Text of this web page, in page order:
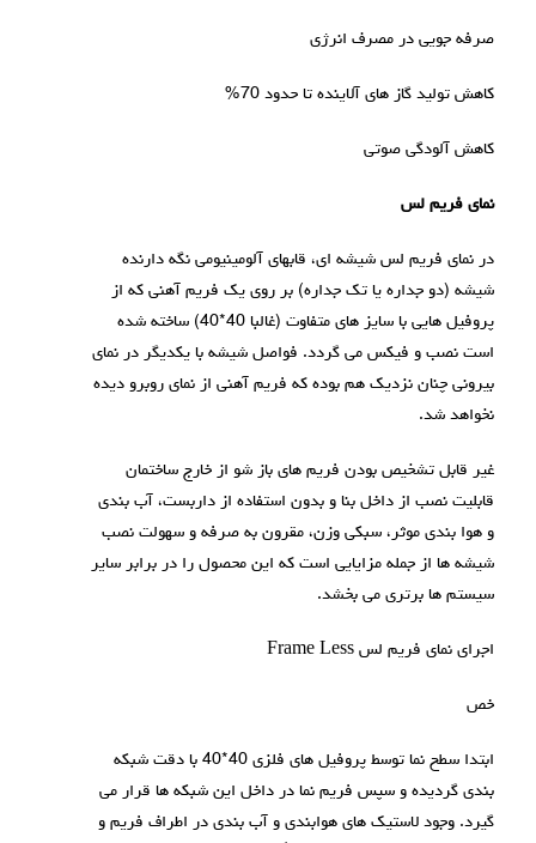
صرفه جویی در مصرف انرژی
کاهش تولید گاز های آلاینده تا حدود 70%
کاهش آلودگی صوتی
نمای فريم لس
در نمای فريم لس شيشه ای، قابهای آلومینیومی نگه دارنده
شیشه (دو جداره یا تک جداره) بر روی یک فریم آهنی که از
پروفیل هایی با سایز های متفاوت (غالبا 40*40) ساخته شده
است نصب و فیکس می گردد. فواصل شیشه با یکدیگر در نمای
بیرونی چنان نزدیک هم بوده که فریم آهنی از نمای روبرو دیده
نخواهد شد.
غیر قابل تشخیص بودن فریم های باز شو از خارج ساختمان
قابلیت نصب از داخل بنا و بدون استفاده از داربست، آب بندی
و هوا بندی موثر، سبکی وزن، مقرون به صرفه و سهولت نصب
شیشه ها از جمله مزایایی است که این محصول را در برابر سایر
سیستم ها برتری می بخشد.
اجرای نمای فريم لس Frame Less
خص
ابتدا سطح نما توسط پروفیل های فلزی 40*40 با دقت شبکه
بندی گردیده و سپس فریم نما در داخل این شبکه ها قرار می
گیرد. وجود لاستیک های هوابندی و آب بندی در اطراف فریم و